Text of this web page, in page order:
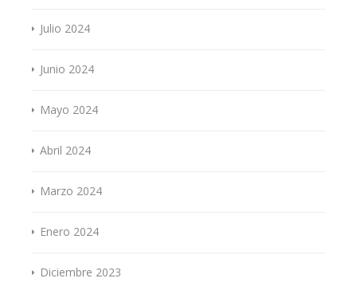
Julio 2024
Junio 2024
Mayo 2024
Abril 2024
Marzo 2024
Enero 2024
Diciembre 2023